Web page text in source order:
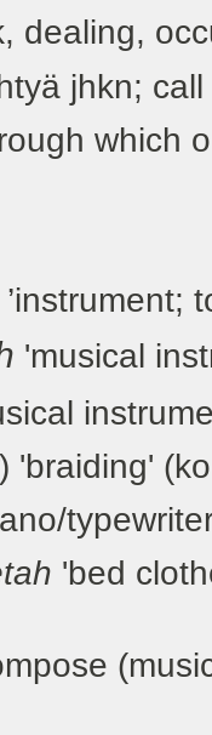
dealing,
jhkn;
which
'musical
) 'braiding'
ah 'bed